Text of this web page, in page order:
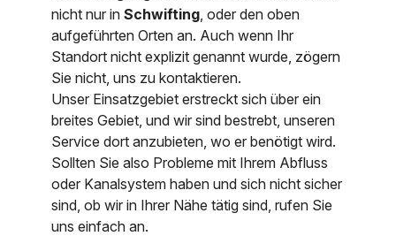
nicht nur inSchwifting , oder den oben
aufgeführten Orten an. Auch wenn Ihr
Standort nicht explizit genannt wurde, zögern
Sie nicht, uns zu kontaktieren.
Unser Einsatzgebiet erstreckt sich über ein
breites Gebiet, und wir sind bestrebt, unseren
Service dort anzubieten, wo er benötigt wird.
Sollten Sie also Probleme mit Ihrem Abfluss
oder Kanalsystem haben und sich nicht sicher
sind, ob wir in Ihrer Nähe tätig sind, rufen Sie
uns einfach an.